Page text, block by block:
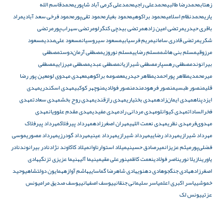
زهتابمحمدرضا طالبیمحمدعلی راجیمحمدعلی کرمی آباد شاپوریمحمدقاسم الله
یاریمحمدنظام اسلامیمحمود براکوهیمحمود بغیارمحمود تقی‌پورمحمود فرخی سعد آبادیمراد
باقری حیدریمرتضی امین زادهمرتضی بیدچی کنگرلومرتضی سهراب‌پورمرتضی
شکریمرتضی قادری سامانیمریم فرسیابیمسعود سیروسیانمسعود علی‌مددیمسعود
مرزوقیمسلم بنی هاشممسلم رضاییمسلم نوروزیمصطفی آرمان‌دوستمصطفی
بیرانوندمصطفی رهسپارمصطفی شیرازیانمصطفی عبدیمصطفی میرزاییمصطفی
میرمحمدیمظاهر پوراحمدیمظاهر حیدریمعصومه براکوهیمعهدی مهدوی لومعین پور رضا
قلیمنصور طبسیمنصور فرهودمندمنصور فولادیمنوچهر کوکبیمهدی اسکندریمهدی
ایزدپناهمهدی ایمان‌زادهمهدی بختیاریمهدی رازقندیمهدی روح بخشمهدی سعادتمهدی
فخرالساداتمهدی کیوانلومهدی مردانی رادمهدی مفیدیمهدی مقدم علوویانمهدی
مهدوی‌فرمهدی نظریمهدی نعمت اللهیمهران اصغرزادهمهرداد پیرفلاکمهرداد پیرفلاک
مهرداد شیرازیمهرداد رضاییمهرداد شیرازیمهرداد عینیمهرداد گودرزیمهرداد مصوریموسی
فضلی‌پورمیثم عزیزانمیرصادق حسینیمیلاد استوارناوانمیلاد کاکاوند نژادنادر بیرانوندنادر
یاورینازیلا نوریناصر فولادینعمت کاظمینورعلی مقیمینیما آلیهنیما عزیزی تزنگیهادی
اصغرزادههادی جنگجوهادی دهنویهادی شاهرضا گماساییهاشم آوازههمایون دولتشاهیوحید
خموشییاسر اکبری اعلمیاسر سلیمانی جنقانییوسف اصفهانییوسف صدیق مرامیونس
عزتییونس لک